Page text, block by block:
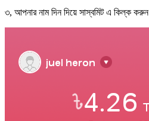
৩, আপনার নাম দিন দিয়ে সাস্বমিট এ কিল্ক করুন